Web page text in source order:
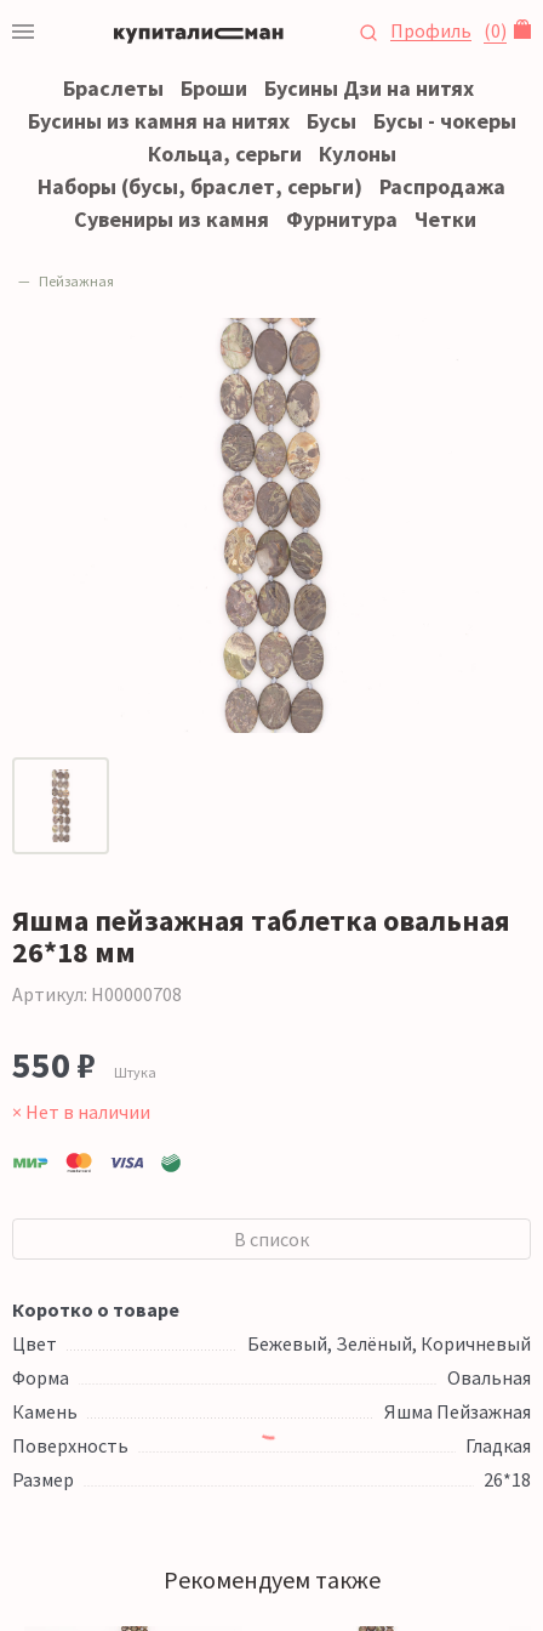
Профиль (0)
Браслеты Броши
Бусины Дзи на нитях
Бусины из камня на нитях
Бусы
Бусы - чокеры
Кольца, серьги
Кулоны
Наборы (бусы, браслет, серьги)
Распродажа
Сувениры из камня
Фурнитура Четки
Пейзажная
Яшма пейзажная таблетка овальная
26*18 мм
Артикул: Н00000708
550 ₽ Штука
× Нет в наличии
В список
Коротко о товаре
Цвет
Бежевый, Зелёный, Коричневый
Форма
Овальная
Камень
Яшма Пейзажная
Поверхность
Гладкая
Размер
26*18
Рекомендуем также